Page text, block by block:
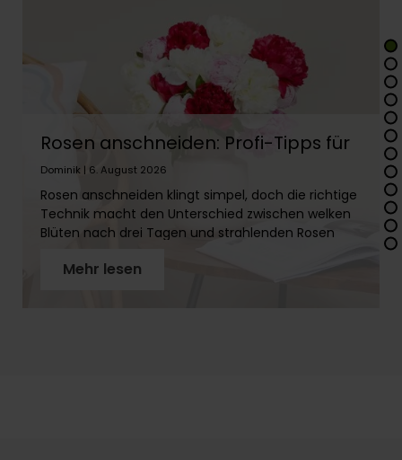
Rosen anschneiden: Profi-Tipps für
lange Frische
Dominik | 6. August 2026
Rosen anschneiden klingt simpel, doch die richtige
Technik macht den Unterschied zwischen welken
Blüten nach drei Tagen und strahlenden Rosen
Schritt für Schritt, wie Du Rosenstiele richtig
Mehr lesen